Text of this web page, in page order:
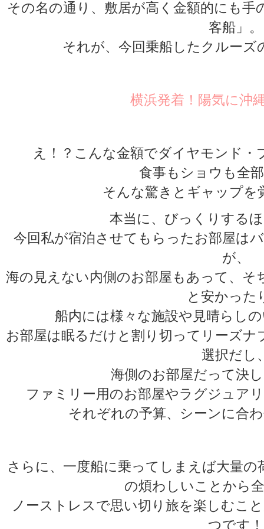
その名の通り、敷居が高く金額的にも
客船」。
それが、今回乗船したクルーズ
横浜発着！陽気に沖
え！？こんな金額でダイヤモンド
食事もショウも全
そんな驚きとギャップを
本当に、びっくりする
今回私が宿泊させてもらったお部屋は
が、
海の見えない内側のお部屋もあって、
と安かった
船内には様々な施設や見晴らし
お部屋は眠るだけと割り切ってリーズ
選択だし
海側のお部屋だって決
ファミリー用のお部屋やラグジュア
それぞれの予算、シーンに合
さらに、一度船に乗ってしまえば大量
の煩わしいことから
ノーストレスで思い切り旅を楽しむこ
つです！